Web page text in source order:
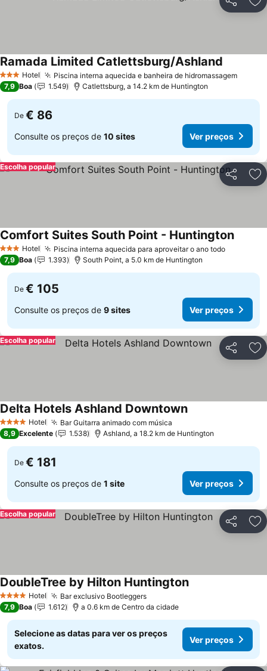
Partilhar
3 EstrelasHotel Piscina interna aquecida e banheira de hidromassagemVer
Ramada Limited Catlettsburg/Ashland
7,9 Boa 1.549 Catlettsburg, a 14.2 km de Huntington
De € 86
Consulte os preços de 10 sites Ver preços
Partilhar
Escolha popular
3 EstrelasHotel Piscina interna aquecida para aproveitar o ano todoVer
Comfort Suites South Point - HuntingtonVer
7,9 Boa 1.393 South Point, a 5.0 km de Huntington
De € 105
Consulte os preços de 9 sites Ver preços
Partilhar
Escolha popular
4 EstrelasHotel Bar Guitarra animado com música
Delta Hotels Ashland DowntownVer preços
8,9 Excelente 1.538 Ashland, a 18.2 km de Huntington
De € 181
Consulte os preços de 1 site Ver preços
Partilhar
Escolha popular
4 EstrelasHotel Bar exclusivo BootleggersVer preços
DoubleTree by Hilton HuntingtonVer preços
7,9 Boa 1.612 a 0.6 km de Centro da cidade
Selecione as datas para ver os preços
exatos.
Ver preços